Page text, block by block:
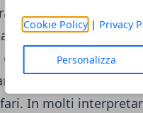
Cookie Policy| Privacy
Personalizza
è dunque che in
impostazione. Così
rosicchiare una
è il fatto che l'invito
In molti